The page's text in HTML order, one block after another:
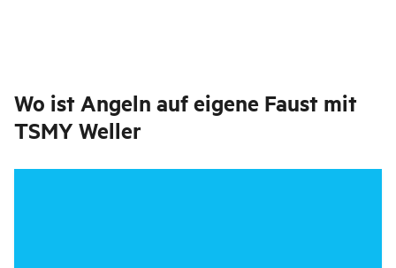
Wo ist Angeln auf eigene Faust mit
TSMY Weller